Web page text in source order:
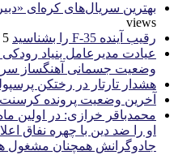
بهترین سریال‌های کره‌ای
views
رقیب آینده F-35 را بشناسید
5 views
عیادت مدیرعامل بنیاد
وضعیت جسمانی آهنگساز
هشدار تارتار در رختکن
آخرین وضعیت پرونده کرسنت
محمدباقر خرازی: در اولین
او را ضد دین با چهره نفاق
جادوگرانش همچنان مشغول